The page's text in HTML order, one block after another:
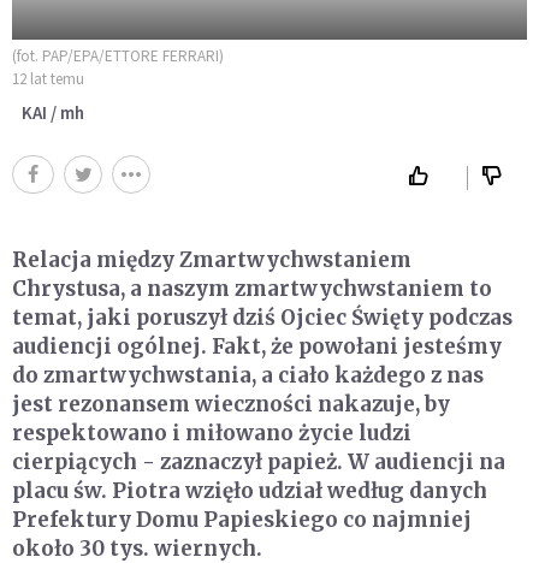
(fot. PAP/EPA/ETTORE FERRARI)
12 lat temu
KAI / mh
Relacja między Zmartwychwstaniem
Chrystusa, a naszym zmartwychwstaniem to
temat, jaki poruszył dziś Ojciec Święty podczas
audiencji ogólnej. Fakt, że powołani jesteśmy
do zmartwychwstania, a ciało każdego z nas
jest rezonansem wieczności nakazuje, by
respektowano i miłowano życie ludzi
cierpiących - zaznaczył papież. W audiencji na
placu św. Piotra wzięło udział według danych
Prefektury Domu Papieskiego co najmniej
około 30 tys. wiernych.